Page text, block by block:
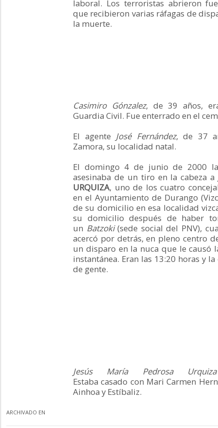
laboral. Los terroristas abrieron
que recibieron varias ráfagas de
la muerte.
Casimiro Gónzalez, de 39 años,
Guardia Civil. Fue enterrado en el
El agente José Fernández, de 37
Zamora, su localidad natal.
El domingo 4 de junio de 2000
asesinaba de un tiro en la cabeza a
URQUIZA, uno de los cuatro
en el Ayuntamiento de Durango
de su domicilio en esa localidad
su domicilio después de haber
un Batzoki(sede social del PNV),
acercó por detrás, en pleno centro
un disparo en la nuca que le causó
instantánea. Eran las 13:20 horas y
de gente.
Jesús María Pedrosa
Estaba casado con Mari Carmen
Ainhoa y Estíbaliz.
ARCHIVADO EN